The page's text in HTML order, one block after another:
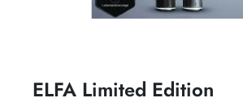
ELFA Limited Edition